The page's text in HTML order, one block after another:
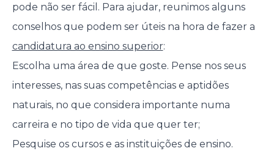
pode não ser fácil. Para ajudar, reunimos alguns
conselhos que podem ser úteis na hora de fazer a
candidatura ao ensino superior:
Escolha uma área de que goste. Pense nos seus
interesses, nas suas competências e aptidões
naturais, no que considera importante numa
carreira e no tipo de vida que quer ter;
Pesquise os cursos e as instituições de ensino.